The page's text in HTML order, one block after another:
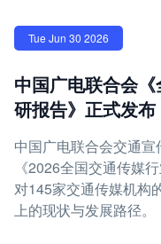
Tue Jun 30 2026
中国广电联合会
研报告》正式发布
中国广电联合会交通
《2026全国交通传媒
对145家交通传媒机构
上的现状与发展路径。